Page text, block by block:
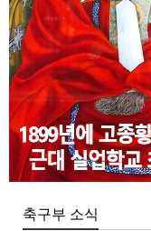
축구부 소식